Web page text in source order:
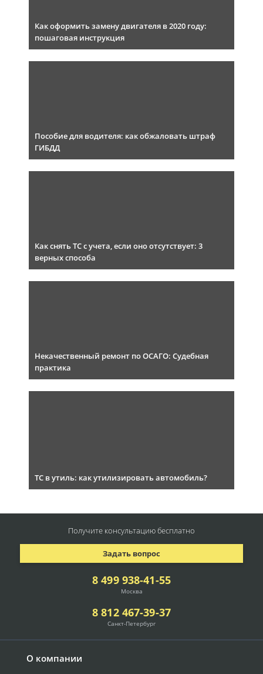
Как оформить замену двигателя в 2020 году:
пошаговая инструкция
Пособие для водителя: как обжаловать штраф
ГИБДД
Как снять ТС с учета, если оно отсутствует: 3
верных способа
Некачественный ремонт по ОСАГО: Судебная
практика
ТС в утиль: как утилизировать автомобиль?
О компании
8 499 938-41-55
Москва
8 812 467-39-37
Санкт-Петербург
Задать вопрос
Получите консультациюбесплатно